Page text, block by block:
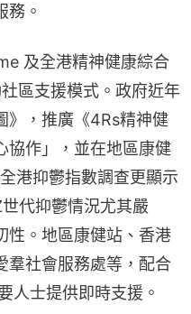
務。
及全港精神健康綜合
區支援模式。政府近年
》，推廣《4Rs精神健
協作」，並在地區康健
港抑鬱指數調查更顯示
代抑鬱情況尤其嚴
性。地區康健站、香港
羣社會服務處等，配合
人士提供即時支援。